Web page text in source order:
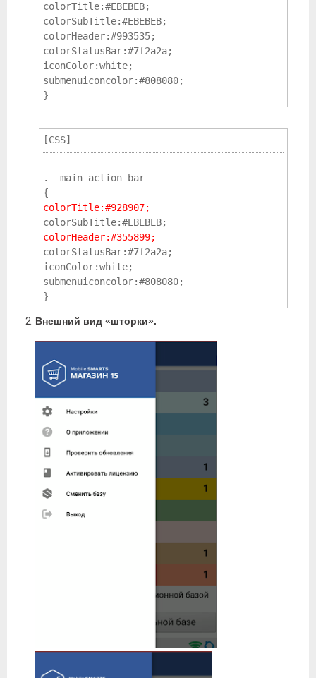
colorTitle:#EBEBEB;
colorSubTitle:#EBEBEB;
colorHeader:#993535;
colorStatusBar:#7f2a2a;
iconColor:white;
submenuiconcolor:#808080;
[CSS]
.__main_action_bar
{
colorTitle:#928907;
colorSubTitle:#EBEBEB;
colorHeader:#355899;
colorStatusBar:#7f2a2a;
iconColor:white;
submenuiconcolor:#808080;
Внешний вид «шторки».